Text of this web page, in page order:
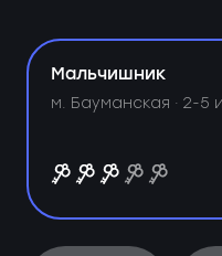
Мальчишник
м. Бауманская ·2-5